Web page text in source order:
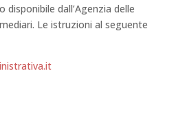
disponibile dall’Agenzia delle
Le istruzioni al seguente